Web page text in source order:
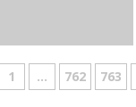
1 … 762 763